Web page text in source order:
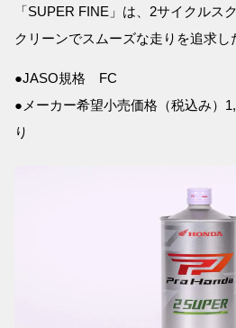
「SUPER FINE」は、2サイクルス
クリーンでスムーズな走りを追求し
●JASO規格 FC
●メーカー希望小売価格（税込み）
り